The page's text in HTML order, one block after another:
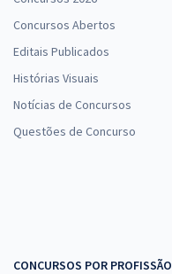
Concursos Abertos
Editais Publicados
Histórias Visuais
Notícias de Concursos
Questões de Concurso
CONCURSOS POR PROFISSÃO